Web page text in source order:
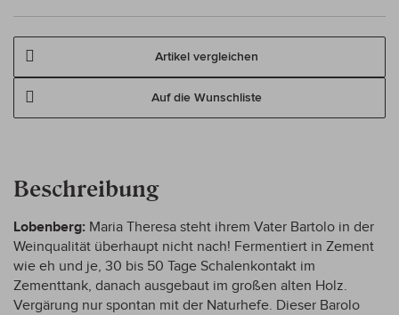
Auf die Wunschliste
Artikel vergleichen
Beschreibung
Lobenberg: Maria Theresa steht ihrem Vater Bartolo in der
Weinqualität überhaupt nicht nach! Fermentiert in Zement
wie eh und je, 30 bis 50 Tage Schalenkontakt im
Zementtank, danach ausgebaut im großen alten Holz.
Vergärung nur spontan mit der Naturhefe. Dieser Barolo